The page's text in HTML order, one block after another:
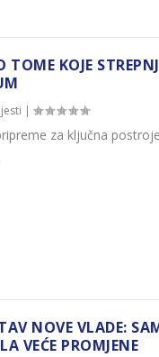
KOJE
|
za ključna
NOVE VLADE:
VEĆE PROMJENE